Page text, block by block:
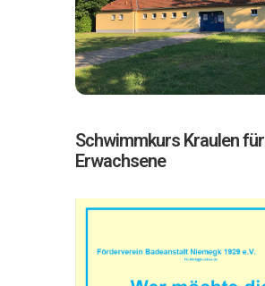
Schwimmkurs Kraulen für
Erwachsene